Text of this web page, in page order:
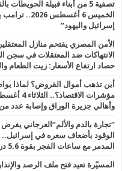
تصفية 5 من أبناء قبيلة
الخميس 6
إسرائيل واليهود”
الأمن المصري يقتحم منازل
حصاد ارتفاع الأسعار: زيت الطعام
أين تذهب أموال القروض؟ لماذا
وأهالي جزيرة الوراق وإصابة عدد من
المدمر مع ساعات الفجر بقوة 5.6 درجات وتوابع مرعبة تهز المحافظات